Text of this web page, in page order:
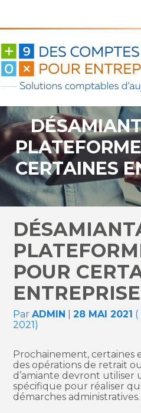
Aller
contenu
CERTAINES
POUR
ParADMIN |28 MAI 2021 (
2021)
Prochainement, certaines
des opérations de retrait
d’amiante devront utiliser
spécifique pour réaliser
démarches